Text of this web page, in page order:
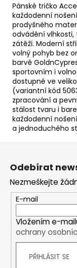
Pánské tričko
každodenní
prodyšného
odvádění vlhkosti,
zátěži. Moderní
volný pohyb bez
barvě
sportovním i
dostupné ve
(variantní kód
zpracování a
stálost tvaru i
každodenní
a jednoduchého
Z
Odebírat
Nezmeškejte
E-mail
Vložením e-
ochrany
PŘIHLÁSIT SE